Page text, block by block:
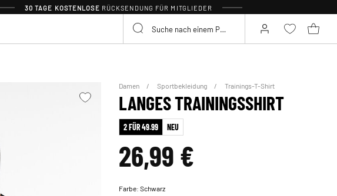
30 TAGE KOSTENLOSE RÜCKSENDUNG FÜR MITGLIEDER
Damen Sportbekleidung Trainings-T-Shirt
LANGES TRAININGSSHIRT
2 FÜR 49.99 NEU
26,99 €
Farbe:Schwarz